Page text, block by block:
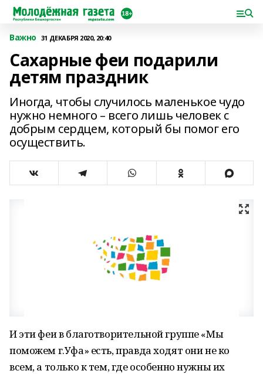
Важно 31 ДЕКАБРЯ 2020, 20:40
Сахарные феи подарили
детям праздник
Иногда, чтобы случилось маленькое чудо
нужно немного – всего лишь человек с
добрым сердцем, который бы помог его
осуществить.
И эти феи в благотворительной группе «Мы
поможем г.Уфа» есть, правда ходят они не ко
всем, а только к тем, где особенно нужны их